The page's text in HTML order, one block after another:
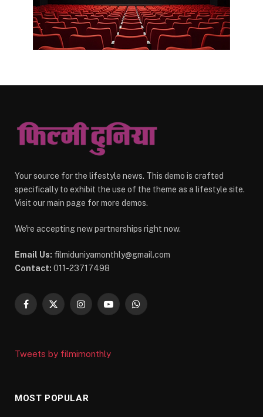
Your source for the lifestyle news. This demo is crafted
specifically to exhibit the use of the theme as a lifestyle site.
Visit our main page for more demos.
We're accepting new partnerships right now.
Email Us: filmiduniyamonthly@gmail.com
Contact: 011-23717498
Facebook
X
InstagramYouTubeWhatsApp
Tweets by filmimonthly
MOST POPULAR